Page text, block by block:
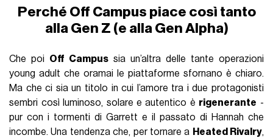
Perché Off Campus piace così tanto
alla Gen Z (e alla Gen Alpha)
Che poi Off Campus sia un’altra delle tante operazioni
young adult che oramai le piattaforme sfornano è chiaro.
Ma che ci sia un titolo in cui l’amore tra i due protagonisti
sembri così luminoso, solare e autentico è rigenerante -
pur con i tormenti di Garrett e il passato di Hannah che
incombe. Una tendenza che, per tornare a Heated Rivalry,